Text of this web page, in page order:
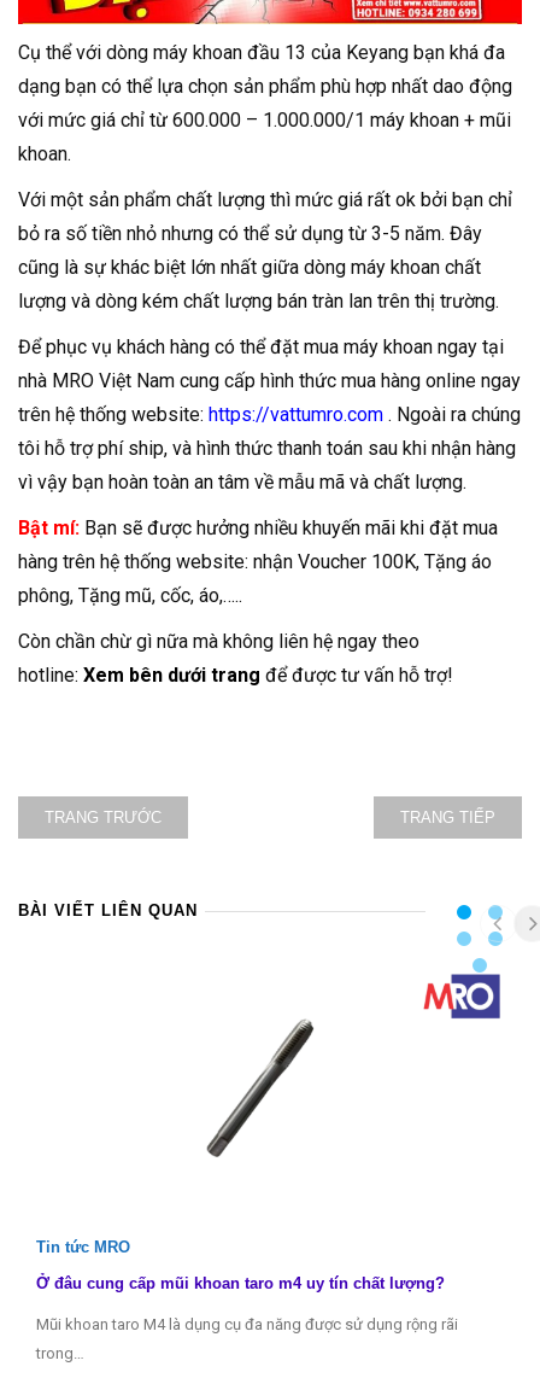
Cụ thể với dòng máy khoan đầu 13 của Keyang bạn khá đa
dạng bạn có thể lựa chọn sản phẩm phù hợp nhất dao động
với mức giá chỉ từ 600.000 – 1.000.000/1 máy khoan + mũi
khoan.
Với một sản phẩm chất lượng thì mức giá rất ok bởi bạn chỉ
bỏ ra số tiền nhỏ nhưng có thể sử dụng từ 3-5 năm. Đây
cũng là sự khác biệt lớn nhất giữa dòng máy khoan chất
lượng và dòng kém chất lượng bán tràn lan trên thị trường.
Để phục vụ khách hàng có thể đặt mua máy khoan ngay tại
nhà MRO Việt Nam cung cấp hình thức mua hàng online ngay
trên hệ thống website: https://vattumro.com . Ngoài ra chúng
tôi hỗ trợ phí ship, và hình thức thanh toán sau khi nhận hàng
vì vậy bạn hoàn toàn an tâm về mẫu mã và chất lượng.
Bật mí: Bạn sẽ được hưởng nhiều khuyến mãi khi đặt mua
hàng trên hệ thống website: nhận Voucher 100K, Tặng áo
phông, Tặng mũ, cốc, áo,…..
Còn chần chừ gì nữa mà không liên hệ ngay theo
hotline: Xem bên dưới trang để được tư vấn hỗ trợ!
TRANG TRƯỚC TRANG TIẾP
BÀI VIẾT LIÊN QUAN
Tin tức MRO
Ở đâu cung cấp mũi khoan taro m4 uy tín chất lượng?
Mũi khoan taro M4 là dụng cụ đa năng được sử dụng rộng rãi
trong…